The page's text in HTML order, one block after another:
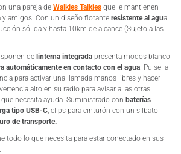
una pareja de Walkies Talkies que le mantienen
amigos. Con un diseño flotante resistente al agua
sólida y hasta 10km de alcance (Sujeto a las
de linterna integrada presenta modos blanco
automáticamente en contacto con el agua. Pulse la
para activar una llamada manos libres y hacer
alto en su radio para avisar a las otras
necesita ayuda. Suministrado con baterías
tipo USB-C, clips para cinturón con un silbato
de transporte.
todo lo que necesita para estar conectado en sus